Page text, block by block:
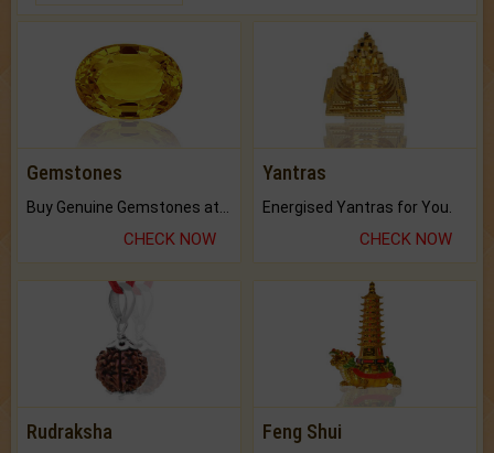
Gemstones
CHECK NOW
Yantras
Energised Yantras for You.
CHECK NOW
Rudraksha Feng Shui